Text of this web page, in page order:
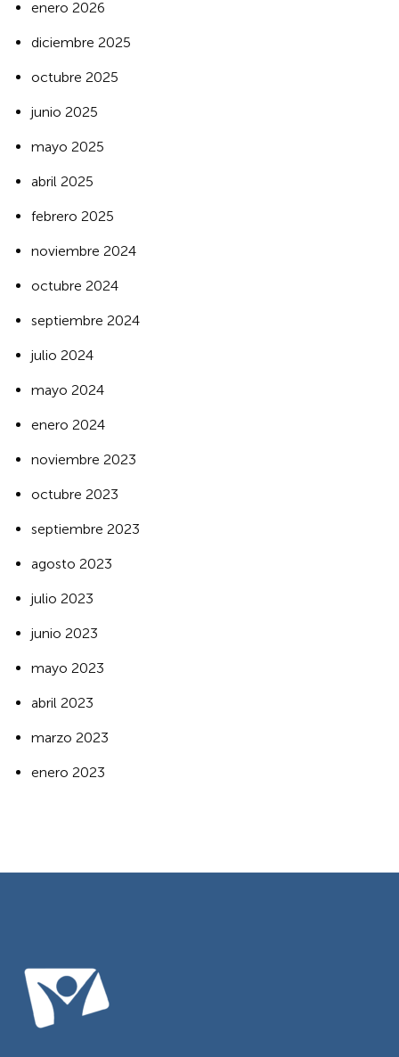
enero 2026
diciembre 2025
octubre 2025
junio 2025
mayo 2025
abril 2025
febrero 2025
noviembre 2024
octubre 2024
septiembre 2024
julio 2024
mayo 2024
enero 2024
noviembre 2023
octubre 2023
septiembre 2023
agosto 2023
julio 2023
junio 2023
mayo 2023
abril 2023
marzo 2023
enero 2023